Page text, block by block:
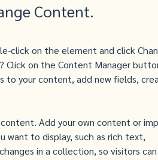
Content.
click on the element and click
Click on the Content Manager
to your content, add new fields,
Add your own content or
want to display, such as rich text,
in a collection, so visitors